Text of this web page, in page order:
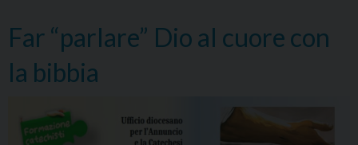
Far “parlare” Dio al cuore con
la bibbia